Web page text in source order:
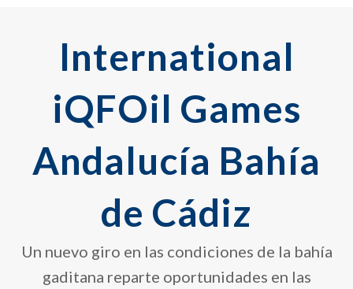
International
iQFOil Games
Andalucía Bahía
de Cádiz
Un nuevo giro en las condiciones de la bahía
gaditana reparte oportunidades en las